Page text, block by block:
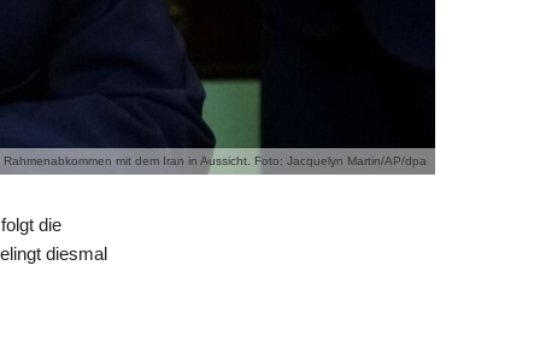
mit dem Iran in Aussicht. Foto: Jacquelyn Martin/AP/dpa
die
diesmal